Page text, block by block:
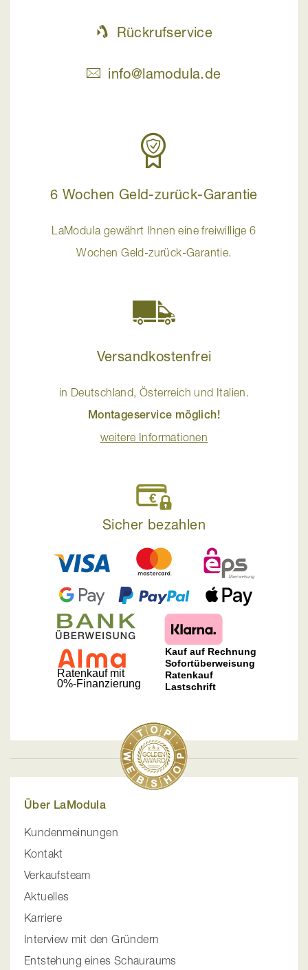
Rückrufservice
info@lamodula.de
6 Wochen Geld-zurück-Garantie
LaModula gewährt Ihnen eine freiwillige 6
Wochen Geld-zurück-Garantie.
Versandkostenfrei
in Deutschland, Österreich und Italien.
Montageservice möglich!
weitere Informationen
Sicher bezahlen
Über LaModula
Kundenmeinungen
Kontakt
Verkaufsteam
Aktuelles
Karriere
Interview mit den Gründern
Entstehung eines Schauraums